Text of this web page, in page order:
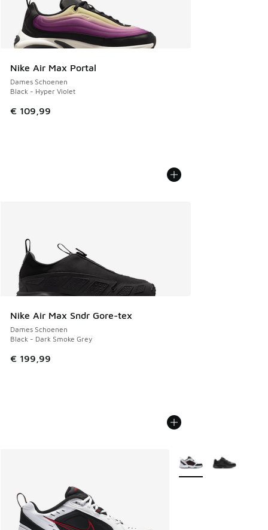
Nike Air Max Portal
Dames Schoenen
Black - Hyper Violet
€ 109,99
Nike Air Max Sndr Gore-tex
Dames Schoenen
Black - Dark Smoke Grey
€ 199,99
Meer kleuren